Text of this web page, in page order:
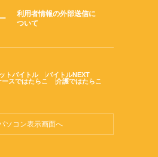
利用者情報の外部送信に
ついて
トバイトル
バイトルNEXT
ースではたらこ 介護ではたらこ
ソコン表示画面へ